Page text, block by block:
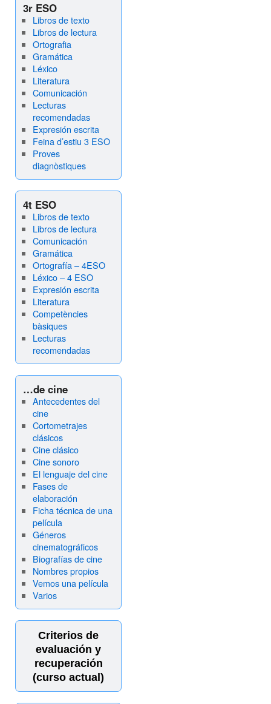
3r ESO
Libros de texto
Libros de lectura
Ortografia
Gramática
Léxico
Literatura
Comunicación
Lecturas
recomendadas
Expresión escrita
Feina d’estiu 3 ESO
Proves
diagnòstiques
4t ESO
Libros de texto
Libros de lectura
Comunicación
Gramática
Ortografía – 4ESO
Léxico – 4 ESO
Expresión escrita
Literatura
Competències
bàsiques
Lecturas
recomendadas
…de cine
Antecedentes del
cine
Cortometrajes
clásicos
Cine clásico
Cine sonoro
El lenguaje del cine
Fases de
elaboración
Ficha técnica de una
película
Géneros
cinematográficos
Biografías de cine
Nombres propios
Vemos una película
Varios
Criterios de
evaluación y
recuperación
(curso actual)